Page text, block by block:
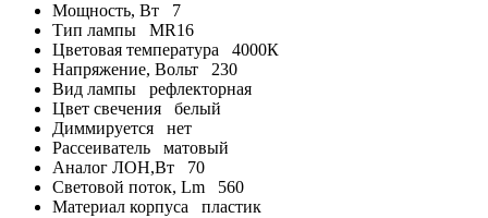
Мощность, Вт
7
Тип лампы
MR16
Цветовая температура
4000К
Напряжение, Вольт
230
Вид лампы
рефлекторная
Цвет свечения
белый
Диммируется
нет
Рассеиватель
матовый
Аналог ЛОН,Вт
70
Световой поток, Lm
560
Материал корпуса
пластик